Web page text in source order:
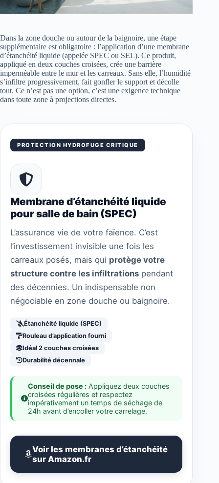
Dans la zone douche ou autour de la baignoire, une étape
supplémentaire est obligatoire : l’application d’une membrane
d’étanchéité liquide (appelée SPEC ou SEL). Ce produit,
appliqué en deux couches croisées, crée une barrière
imperméable entre le mur et les carreaux. Sans elle, l’humidité
s’infiltre progressivement, fait gonfler le support et décolle
tout. Ce n’est pas une option, c’est une exigence technique
dans toute zone à projections directes.
PROTECTION HYDROFUGE CRITIQUE
Membrane d’étanchéité liquide
pour salle de bain (SPEC)
L’assurance vie de votre faïence. C’est
l’investissement invisible une fois les
carreaux posés, mais qui protège votre
structure contre les infiltrations pendant
des décennies. Un indispensable non
négociable en zone douche ou baignoire.
Étanchéité liquide (SPEC)
Rouleau d’application fourni
Idéal 2 couches croisées
Durabilité décennale
Conseil de pose : Appliquez deux couches
croisées régulières et respectez
impérativement un temps de séchage de
24h avant d’encoller votre carrelage.
Voir les membranes d’étanchéité
sur Amazon.fr